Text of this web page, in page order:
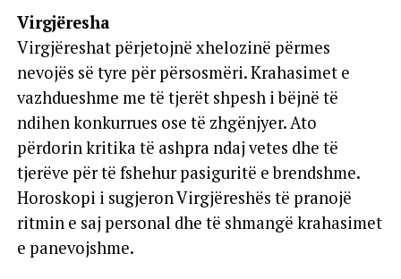
Virgjëresha
Virgjëreshat përjetojnë xhelozinë përmes
nevojës së tyre për përsosmëri. Krahasimet e
vazhdueshme me të tjerët shpesh i bëjnë të
ndihen konkurrues ose të zhgënjyer. Ato
përdorin kritika të ashpra ndaj vetes dhe të
tjerëve për të fshehur pasiguritë e brendshme.
Horoskopi i sugjeron Virgjëreshës të pranojë
ritmin e saj personal dhe të shmangë krahasimet
e panevojshme.